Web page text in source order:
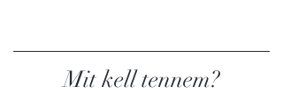
Mit kell tennem?